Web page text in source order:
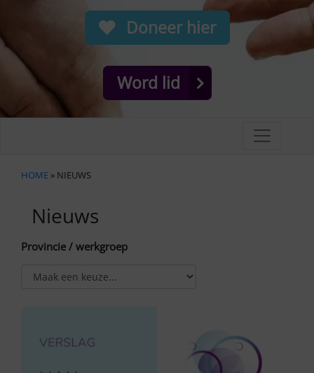
Doneer hier
Word lid
HOME » NIEUWS
Nieuws
Provincie / werkgroep